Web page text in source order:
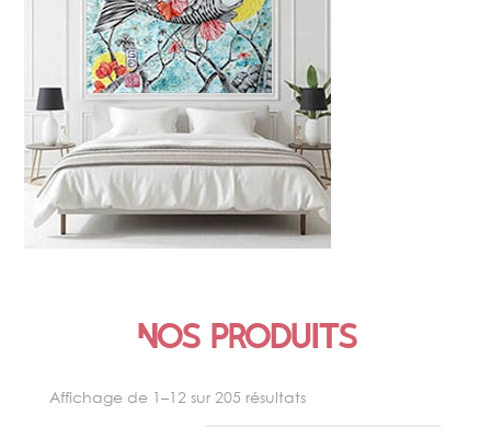
Nos produits
Affichage de 1–12 sur 205 résultats